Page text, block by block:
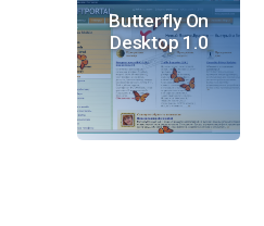
Butterfly On
Desktop 1.0